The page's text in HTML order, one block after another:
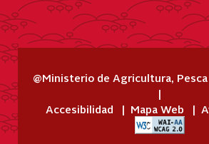
@Ministerio de Agricultura,
Accesibilidad Mapa Web